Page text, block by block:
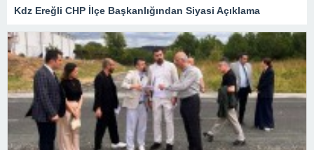
Kdz Ereğli CHP İlçe Başkanlığından Siyasi Açıklama